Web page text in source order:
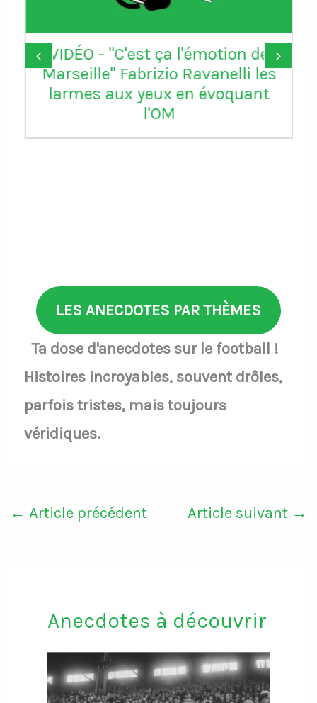
VIDÉO - "C'est ça l'émotion de
Marseille" Fabrizio Ravanelli les
larmes aux yeux en évoquant
l'OM
‹ ›
LES ANECDOTES PAR THÈMES
Ta dose d'anecdotes sur le football !
Histoires incroyables, souvent drôles,
parfois tristes, mais toujours
véridiques.
← Article précédent Article suivant →
Anecdotes à découvrir